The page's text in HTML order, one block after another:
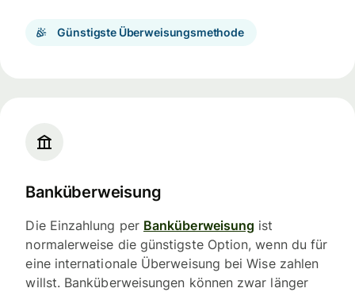
Günstigste Überweisungsmethode
Banküberweisung
Die Einzahlung per Banküberweisung ist
normalerweise die günstigste Option, wenn du für
eine internationale Überweisung bei Wise zahlen
willst. Banküberweisungen können zwar länger